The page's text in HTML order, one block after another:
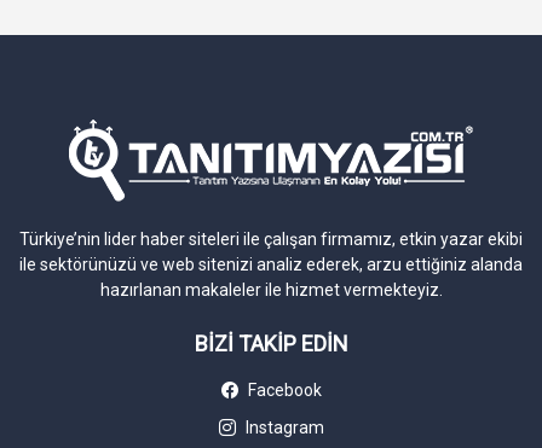
Türkiye’nin lider haber siteleri ile çalışan firmamız, etkin yazar ekibi
ile sektörünüzü ve web sitenizi analiz ederek, arzu ettiğiniz alanda
hazırlanan makaleler ile hizmet vermekteyiz.
BİZİ TAKİP EDİN
Facebook
Instagram